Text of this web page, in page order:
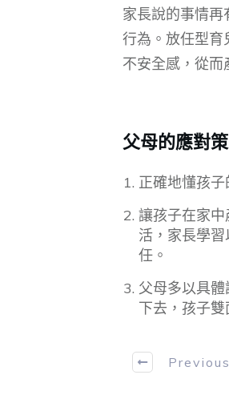
家長說的事情
行為。放任型育
不安全感，從而
父母的應對
正確地懂孩
讓孩子在家
活，家長學
任。
父母多以具
下去，孩子
Previous